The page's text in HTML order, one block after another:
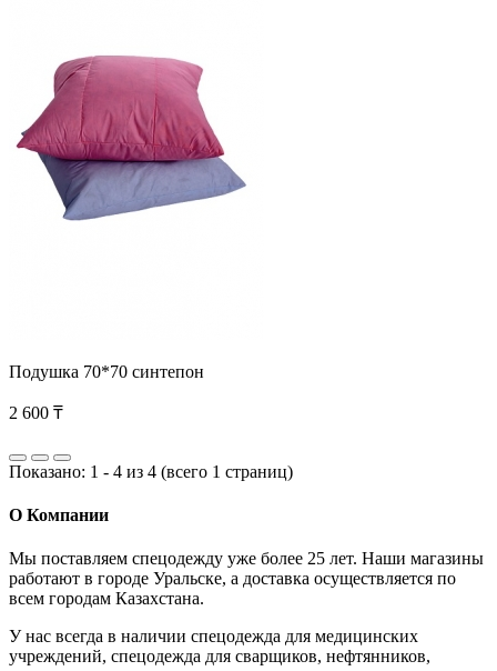
Подушка 70*70 синтепон
2 600 ₸
Показано: 1 - 4 из 4 (всего 1 страниц)
О Компании
Мы поставляем спецодежду уже более 25 лет. Наши магазины
работают в городе Уральске, а доставка осуществляется по
всем городам Казахстана.
У нас всегда в наличии спецодежда для медицинских
учреждений, спецодежда для сварщиков, нефтянников,